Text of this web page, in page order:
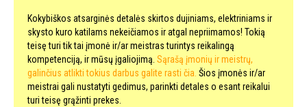
Kokybiškos atsarginės detalės skirtos dujiniams, elektriniams ir
skysto kuro katilams nekeičiamos ir atgal nepriimamos! Tokią
teisę turi tik tai įmonė ir/ar meistras turintys reikalingą
kompetenciją, ir mūsų įgaliojimą. Sąrašą įmonių ir meistrų,
galinčius atlikti tokius darbus galite rasti čia. Šios įmonės ir/ar
meistrai gali nustatyti gedimus, parinkti detales o esant reikalui
turi teisę grąžinti prekes.